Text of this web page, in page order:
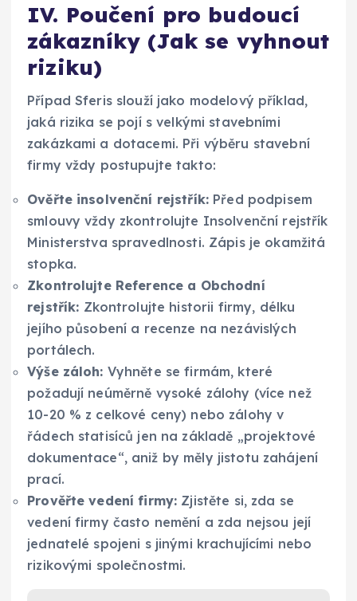
IV. Poučení pro budoucí
zákazníky (Jak se vyhnout
riziku)
Případ Sferis slouží jako modelový příklad,
jaká rizika se pojí s velkými stavebními
zakázkami a dotacemi. Při výběru stavební
firmy vždy postupujte takto:
Ověřte insolvenční rejstřík: Před podpisem
smlouvy vždy zkontrolujte Insolvenční rejstřík
Ministerstva spravedlnosti. Zápis je okamžitá
stopka.
Zkontrolujte Reference a Obchodní
rejstřík: Zkontrolujte historii firmy, délku
jejího působení a recenze na nezávislých
portálech.
Výše záloh: Vyhněte se firmám, které
požadují neúměrně vysoké zálohy (více než
10-20 % z celkové ceny) nebo zálohy v
řádech statisíců jen na základě „projektové
dokumentace“, aniž by měly jistotu zahájení
prací.
Prověřte vedení firmy: Zjistěte si, zda se
vedení firmy často nemění a zda nejsou její
jednatelé spojeni s jinými krachujícími nebo
rizikovými společnostmi.